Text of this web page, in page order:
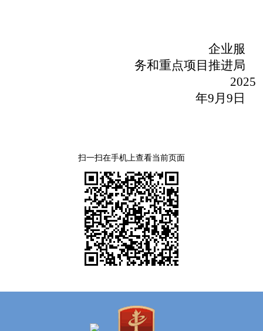
企业服
务和重点项目推进局
2025
年9月 9 日
扫一扫在手机上查看当前页面